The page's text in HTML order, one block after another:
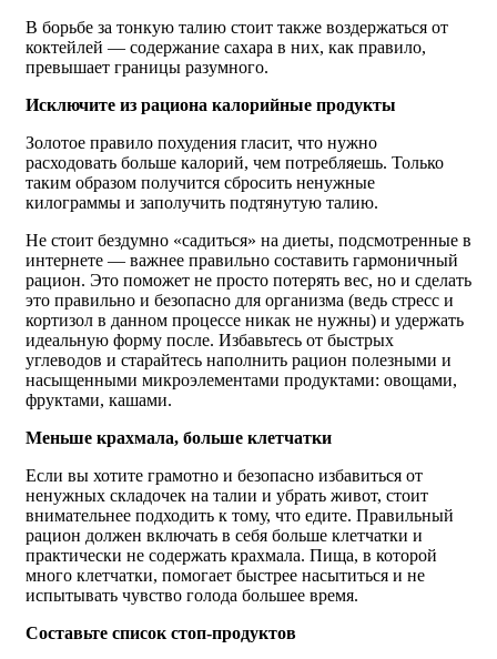
В борьбе за тонкую талию стоит также воздержаться от
коктейлей — содержание сахара в них, как правило,
превышает границы разумного.
Исключите из рациона калорийные продукты
Золотое правило похудения гласит, что нужно
расходовать больше калорий, чем потребляешь. Только
таким образом получится сбросить ненужные
килограммы и заполучить подтянутую талию.
Не стоит бездумно «садиться» на диеты, подсмотренные в
интернете — важнее правильно составить гармоничный
рацион. Это поможет не просто потерять вес, но и сделать
это правильно и безопасно для организма (ведь стресс и
кортизол в данном процессе никак не нужны) и удержать
идеальную форму после. Избавьтесь от быстрых
углеводов и старайтесь наполнить рацион полезными и
насыщенными микроэлементами продуктами: овощами,
фруктами, кашами.
Меньше крахмала, больше клетчатки
Если вы хотите грамотно и безопасно избавиться от
ненужных складочек на талии и убрать живот, стоит
внимательнее подходить к тому, что едите. Правильный
рацион должен включать в себя больше клетчатки и
практически не содержать крахмала. Пища, в которой
много клетчатки, помогает быстрее насытиться и не
испытывать чувство голода большее время.
Составьте список стоп-продуктов